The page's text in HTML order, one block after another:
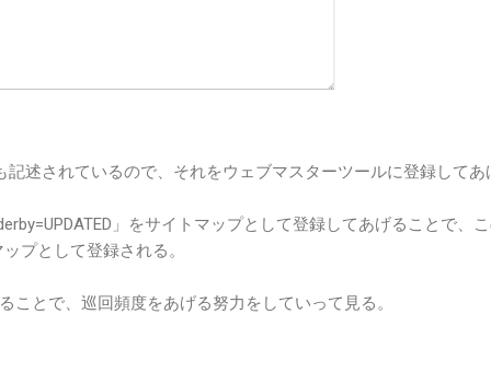
記述されているので、それをウェブマスターツールに登録してあ
」をサイトマップとして登録してあげることで、
プとして登録される。
ことで、巡回頻度をあげる努力をしていって見る。